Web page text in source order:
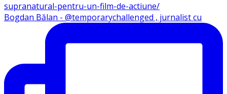
Bogdan Bălan - @temporarychallenged , jurnalist cu